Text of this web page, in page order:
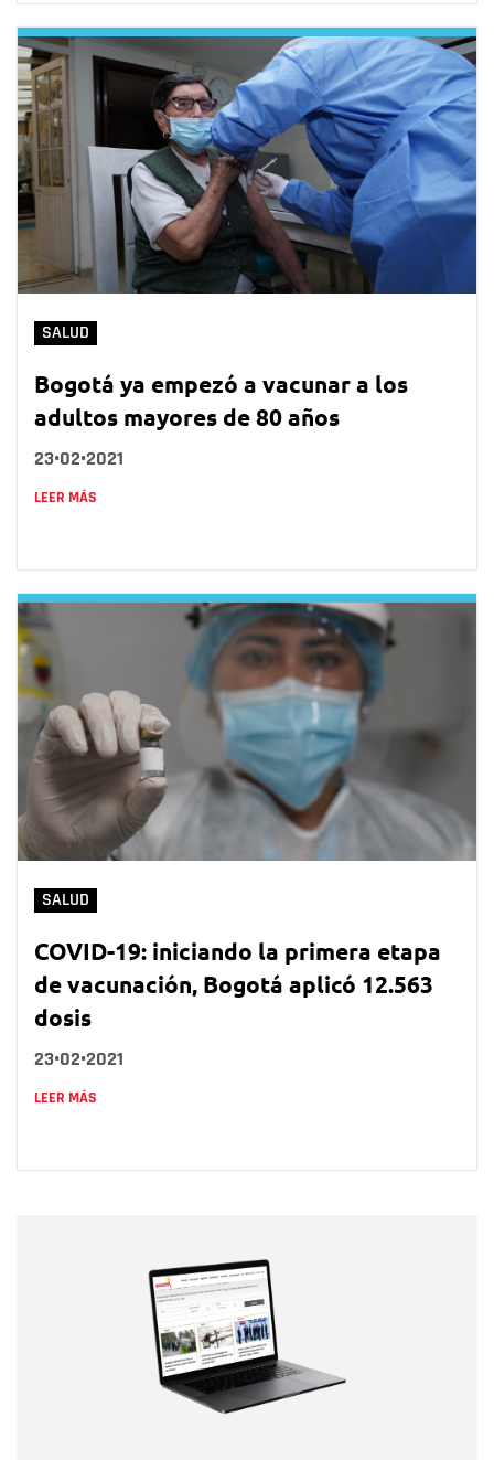
SALUD
Bogotá ya empezó a vacunar a los
adultos mayores de 80 años
23•02•2021
LEER MÁS
SALUD
COVID-19: iniciando la primera etapa
de vacunación, Bogotá aplicó 12.563
dosis
23•02•2021
LEER MÁS
Correo electrónico
Tipo de comentario